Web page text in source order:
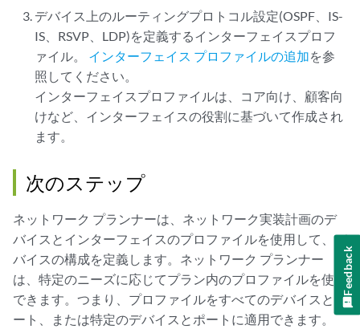
デバイス上のルーティングプロトコル設定(OSPF、IS-
IS、RSVP、LDP)を定義するインターフェイスプロフ
ァイル。 インターフェイス プロファイルの追加を参
照してください。
インターフェイスプロファイルは、コア向け、顧客向
けなど、インターフェイスの役割に基づいて作成され
ます。
次のステップ
ネットワーク プランナーは、ネットワーク実装計画のデ
バイスとインターフェイスのプロファイルを使用して、デ
バイスの構成を定義します。ネットワーク プランナー
は、特定のニーズに応じてプラン内のプロファイルを使用
できます。つまり、プロファイルをすべてのデバイスとポ
ート、または特定のデバイスとポートに適用できます。
Feedback